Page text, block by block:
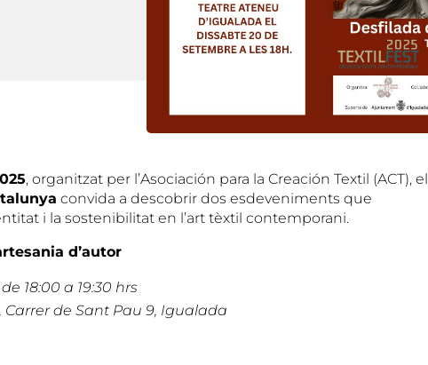
, organitzat per l’Asociación para la Creación Textil (ACT), el
convida a descobrir dos esdeveniments que
i la sostenibilitat en l’art tèxtil contemporani.
d’autor
18:00 a 19:30 hrs
de Sant Pau 9, Igualada